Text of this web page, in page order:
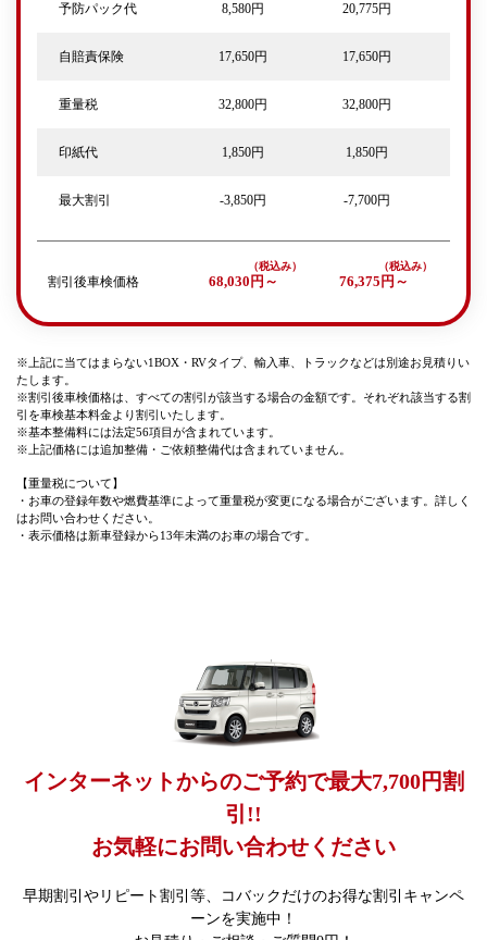
予防パック代 8,580円 20,775円
自賠責保険 17,650円 17,650円
重量税 32,800円 32,800円
印紙代 1,850円 1,850円
最大割引 -3,850円 -7,700円
割引後車検価格 68,030円～ 76,375円～
※上記に当てはまらない1BOX・RVタイプ、輸入車、トラックなどは別途お見積りい
たします。
※割引後車検価格は、すべての割引が該当する場合の金額です。それぞれ該当する割
引を車検基本料金より割引いたします。
※基本整備料には法定56項目が含まれています。
※上記価格には追加整備・ご依頼整備代は含まれていません。
【重量税について】
・お車の登録年数や燃費基準によって重量税が変更になる場合がございます。詳しく
はお問い合わせください。
・表示価格は新車登録から13年未満のお車の場合です。
インターネットからのご予約で最大7,700円割
引!!
お気軽にお問い合わせください
早期割引やリピート割引等、コバックだけのお得な割引キャンペ
ーンを実施中！